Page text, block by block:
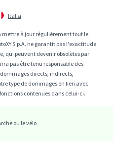
Italia
mettre à jour régulièrement tout le
S.p.A. ne garantit pas l'exactitude
qui peuvent devenir obsolètes par
pas être tenu responsable des
directs, indirects,
type de dommages en lien avec
contenues dans celui-ci.
ou le vélo